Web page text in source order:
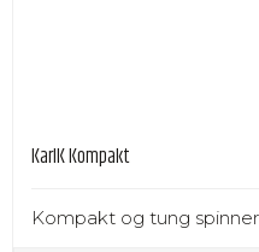
KarlK Kompakt
Kompakt og tung